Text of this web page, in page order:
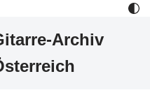
Archiv